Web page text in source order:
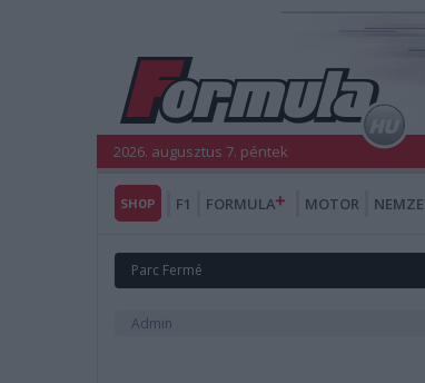
2026. augusztus 7. péntek
SHOP F1 FORMULA MOTOR
Parc Fermé
Admin